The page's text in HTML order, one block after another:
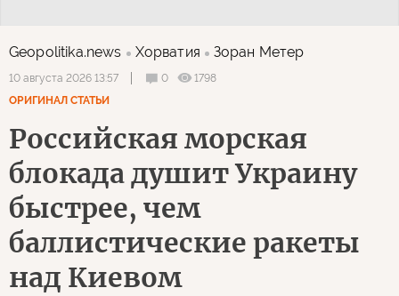
Geopolitika.news Хорватия Зоран Метер
10 августа 2026 13:57 0
1798
ОРИГИНАЛ СТАТЬИ
Российская морская
блокада душит Украину
быстрее, чем
баллистические ракеты
над Киевом